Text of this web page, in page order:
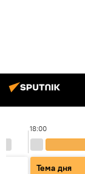
18:00
Тема дня